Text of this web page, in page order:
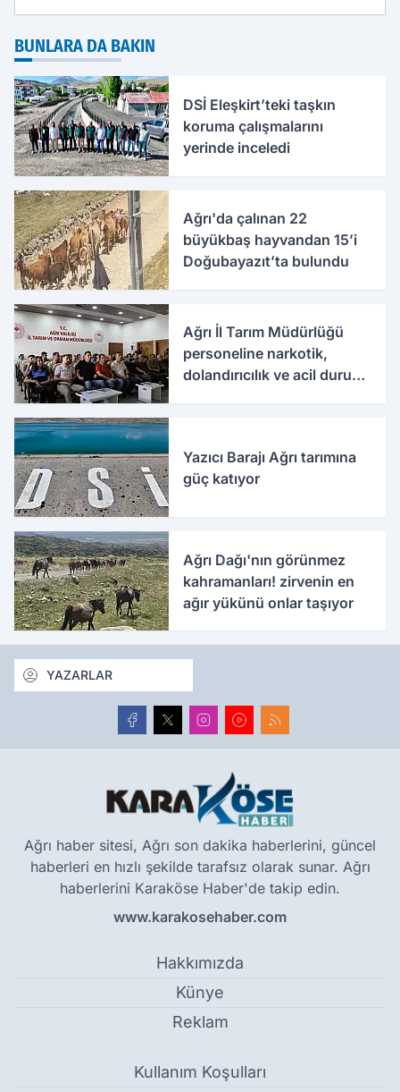
BUNLARA DA BAKIN
DSİ Eleşkirt’teki taşkın
koruma çalışmalarını
yerinde inceledi
Ağrı'da çalınan 22
büyükbaş hayvandan 15’i
Doğubayazıt’ta bulundu
Ağrı İl Tarım Müdürlüğü
personeline narkotik,
dolandırıcılık ve acil durum
Yazıcı Barajı Ağrı tarımına
güç katıyor
Ağrı Dağı'nın görünmez
kahramanları! zirvenin en
ağır yükünü onlar taşıyor
YAZARLAR
Ağrı haber sitesi, Ağrı son dakika haberlerini, güncel
haberleri en hızlı şekilde tarafsız olarak sunar. Ağrı
haberlerini Karaköse Haber'de takip edin.
www.karakosehaber.com
Hakkımızda
Künye
Reklam
Kullanım Koşulları